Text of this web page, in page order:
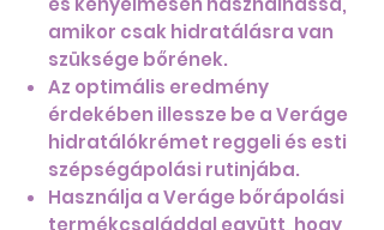
amikor csak hidratálásra van
szüksége bőrének.
Az optimális eredmény
érdekében illessze be a Veráge
hidratálókrémet reggeli és esti
szépségápolási rutinjába.
Használja a Veráge bőrápolási
termékcsaláddal együtt, hogy